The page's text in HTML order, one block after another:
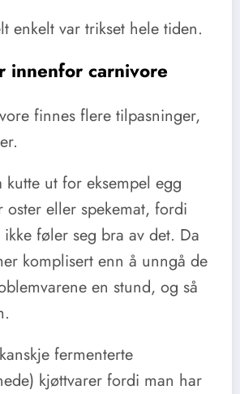
enkelt var trikset hele tiden.
innenfor carnivore
finnes flere tilpasninger,
ut for eksempel egg
eller spekemat, fordi
føler seg bra av det. Da
komplisert enn å unngå de
en stund, og så
fermenterte
kjøttvarer fordi man har